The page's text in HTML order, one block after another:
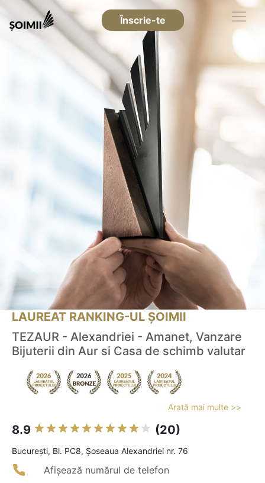
Înscrie-te
LAUREAT RANKING-UL ȘOIMII
TEZAUR - Alexandriei - Amanet, Vanzare
Bijuterii din Aur si Casa de schimb valutar
Arată mai multe >>
8.9 (20)
Bucureşti, Bl. PC8, Șoseaua Alexandriei nr. 76
Afișează numărul de telefon